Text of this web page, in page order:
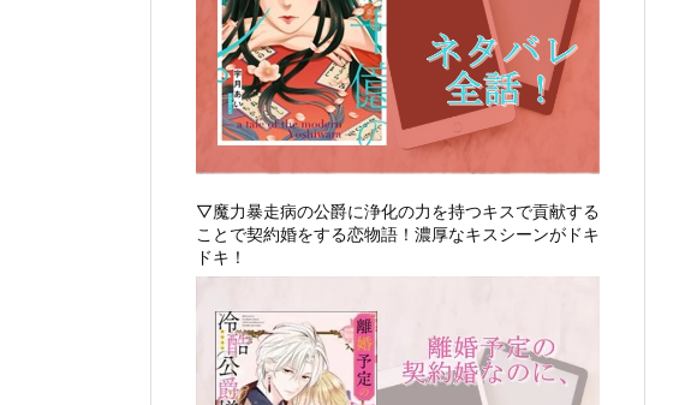
▽魔力暴走病の公爵に浄化の力を持つキスで貢献する
ことで契約婚をする恋物語！濃厚なキスシーンがドキ
ドキ！